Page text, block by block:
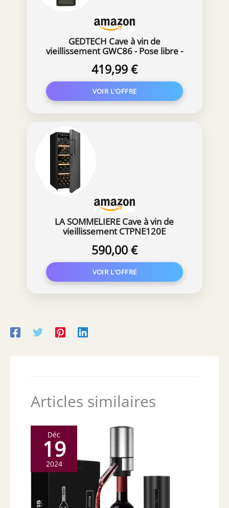
GEDTECH Cave à vin de
vieillissement GWC86 - Pose libre -
Etagères bois - No Frost - Noir
419,99 €
LA SOMMELIERE Cave à vin de
vieillissement CTPNE120E
590,00 €
Articles similaires
Déc
19
2024